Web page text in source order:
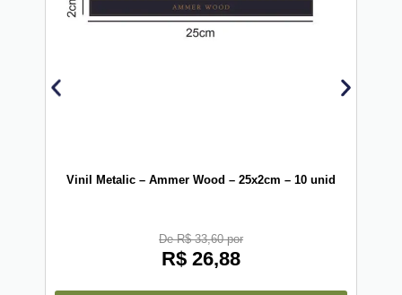
Vinil Metalic – Ammer Wood – 25x2cm – 10 unid
De R$ 33,60 por
R$ 26,88